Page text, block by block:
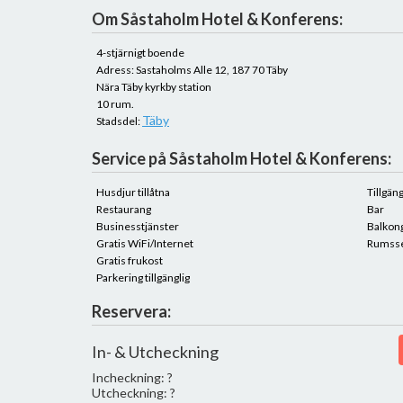
Om Såstaholm Hotel & Konferens:
4-stjärnigt boende
Adress: Sastaholms Alle 12, 187 70 Täby
Nära Täby kyrkby station
10 rum.
Stadsdel: Täby
Service på Såstaholm Hotel & Konferens:
Husdjur tillåtna
Restaurang
Businesstjänster
Gratis WiFi/Internet
Gratis frukost
Parkering tillgänglig
Bar
Reservera:
In- & Utcheckning
Incheckning: ?
Utcheckning: ?